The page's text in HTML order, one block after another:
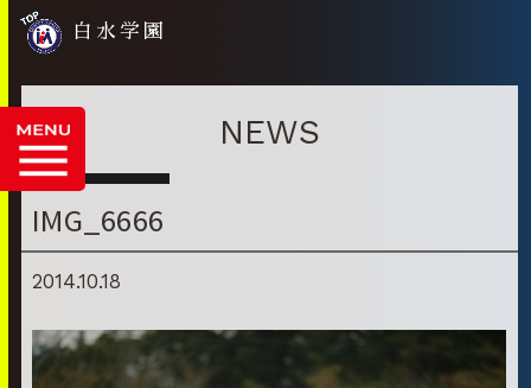
白水学園
NEWS
IMG_6666
2014.10.18